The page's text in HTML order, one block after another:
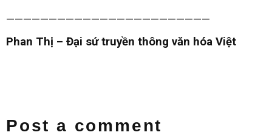
————————————————————————
Phan Thị – Đại sứ truyền thông văn hóa Việt
Post a comment